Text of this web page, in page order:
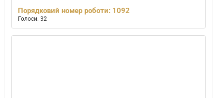
Порядковий номер роботи: 1092
Голоси: 32